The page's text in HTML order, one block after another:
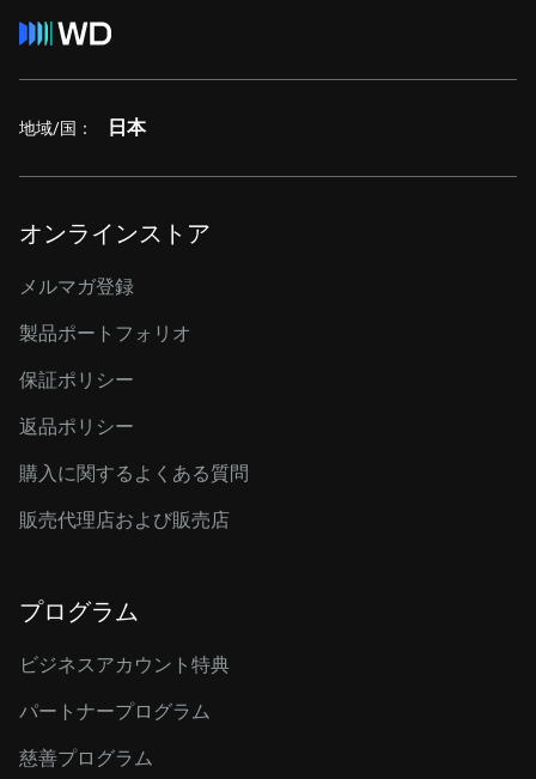
地域/国： 日本
オンラインストア
メルマガ登録
製品ポートフォリオ
保証ポリシー
返品ポリシー
購入に関するよくある質問
販売代理店および販売店
プログラム
ビジネスアカウント特典
パートナープログラム
慈善プログラム